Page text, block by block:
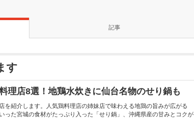
記事
す
理店8選！地鶏水炊きに仙台名物のせり鍋も
を紹介します。人気鶏料理店の姉妹店で味わえる地鶏の旨みが広がる
った宮城の食材がたっぷり入った「せり鍋」、沖縄県産の甘みとコクが